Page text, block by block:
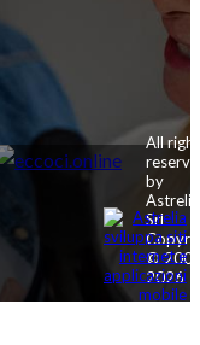
All
by
Astrelia
Srl
©
2026